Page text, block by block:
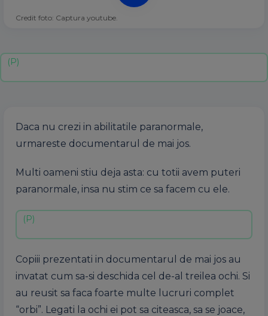
Credit foto: Captura youtube.
Daca nu crezi in abilitatile paranormale,
urmareste documentarul de mai jos.
Multi oameni stiu deja asta: cu totii avem puteri
paranormale, insa nu stim ce sa facem cu ele.
Copiii prezentati in documentarul de mai jos au
invatat cum sa-si deschida cel de-al treilea ochi. Si
au reusit sa faca foarte multe lucruri complet
“orbi”. Legati la ochi ei pot sa citeasca, sa se joace,